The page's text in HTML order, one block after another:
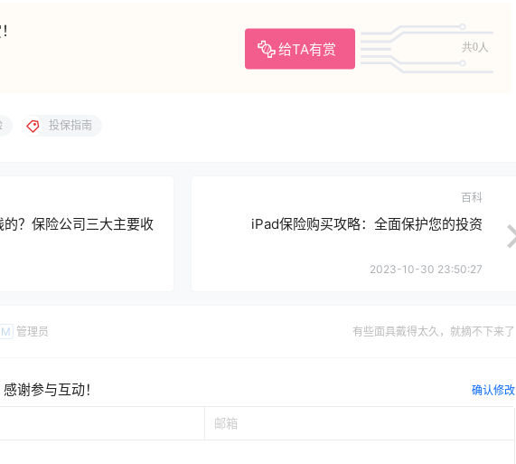
给TA有赏 共0人
投保指南
？保险公司三大主要收
百科
iPad保险购买攻略：全面保护您的投资
2023-10-30 23:50:27
M 管理员 有些面具戴得太久，就摘不下来了
谢参与互动！ 确认修改